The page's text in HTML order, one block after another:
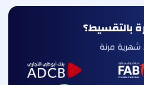
بالتقسيط؟
مرنة